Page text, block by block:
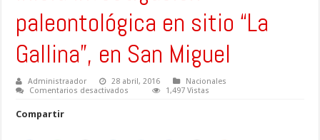
paleontológica en sitio “La
Gallina”, en San Miguel
Administraador 28 abril, 2016
Nacionales
Comentarios desactivados
1,497 Vistas
Compartir